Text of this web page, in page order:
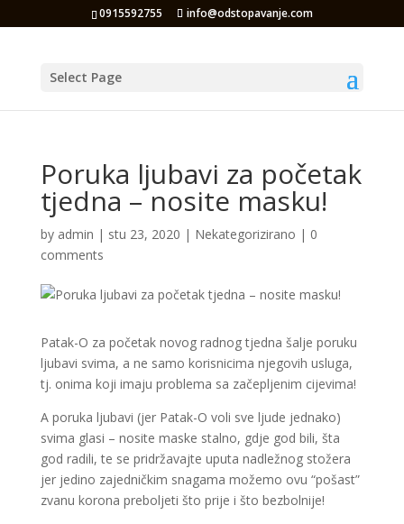
0915592755 info@odstopavanje.com
Select Page
Poruka ljubavi za početak
tjedna – nosite masku!
by admin | stu 23, 2020 | Nekategorizirano | 0
comments
Patak-O za početak novog radnog tjedna šalje poruku
ljubavi svima, a ne samo korisnicima njegovih usluga,
tj. onima koji imaju problema sa začepljenim cijevima!
A poruka ljubavi (jer Patak-O voli sve ljude jednako)
svima glasi – nosite maske stalno, gdje god bili, šta
god radili, te se pridržavajte uputa nadležnog stožera
jer jedino zajedničkim snagama možemo ovu “pošast”
zvanu korona preboljeti što prije i što bezbolnije!